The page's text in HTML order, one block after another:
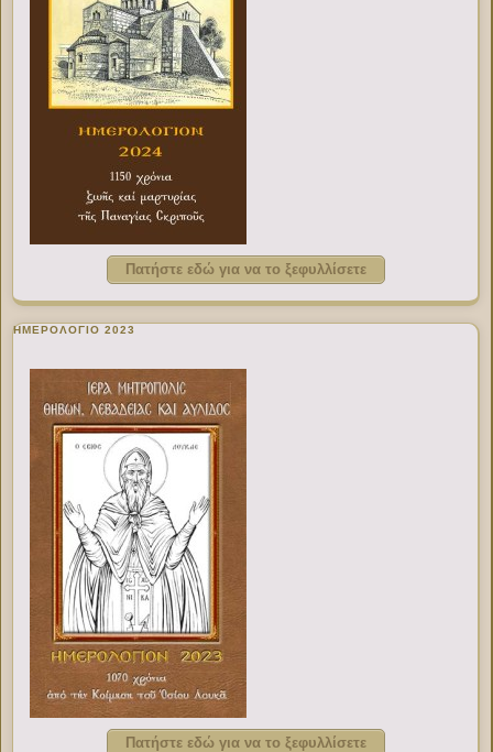
Πατήστε εδώ για να το ξεφυλλίσετε
ΗΜΕΡΟΛΟΓΙΟ 2023
Πατήστε εδώ για να το ξεφυλλίσετε